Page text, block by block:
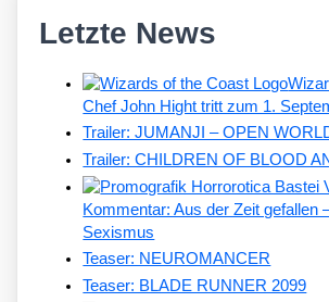
Letzte News
Chef John Hight tritt zum 1.
Trailer: JUMANJI – OPEN
Trailer: CHILDREN OF BLOOD
Kommentar: Aus der Zeit gefallen
Sexismus
Teaser: NEUROMANCER
Teaser: BLADE RUNNER 2099